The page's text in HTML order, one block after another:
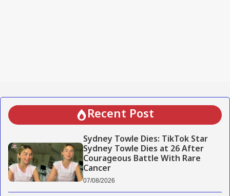
Recent Post
Sydney Towle Dies: TikTok Star
Sydney Towle Dies at 26 After
Courageous Battle With Rare
Cancer
07/08/2026